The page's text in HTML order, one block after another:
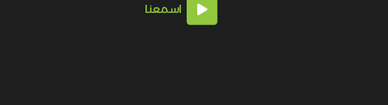
اسمعنا